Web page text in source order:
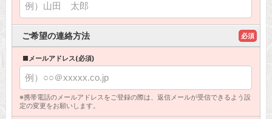
ご希望の連絡方法 必須
■メールアドレス(必須)
※携帯電話のメールアドレスをご登録の際は、返信メールが受信できるよう設
定の変更をお願いします。